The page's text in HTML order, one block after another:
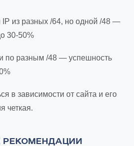
IP из разных /64, но одной /48 —
30-50%
по разным /48 — успешность
в зависимости от сайта и его
четкая.
РЕКОМЕНДАЦИИ